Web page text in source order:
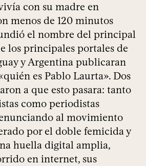
con su madre en
menos de 120 minutos
el nombre del principal
los principales portales de
y Argentina publicaran
es Pablo Laurta». Dos
a que esto pasara: tanto
como periodistas
al movimiento
por el doble femicida y
huella digital amplia,
en internet, sus